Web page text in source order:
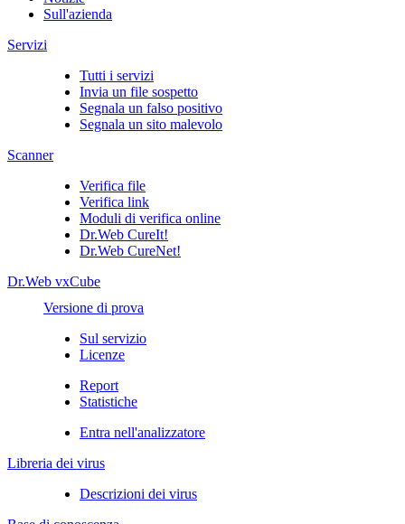
Sull'azienda
Servizi
Tutti i servizi
Invia un file sospetto
Segnala un falso positivo
Segnala un sito malevolo
Scanner
Verifica file
Verifica link
Moduli di verifica online
Dr.Web CureIt!
Dr.Web CureNet!
Dr.Web vxCube
Versione di prova
Sul servizio
Licenze
Report
Statistiche
Entra nell'analizzatore
Libreria dei virus
Descrizioni dei virus